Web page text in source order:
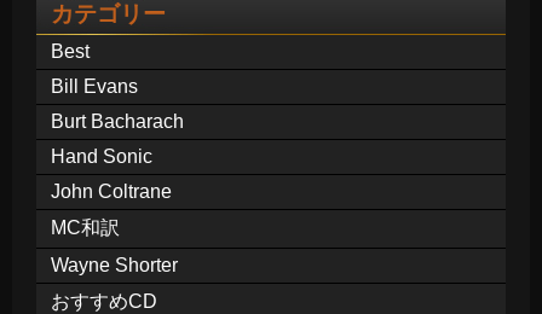
カテゴリー
Best
Bill Evans
Burt Bacharach
Hand Sonic
John Coltrane
MC和訳
Wayne Shorter
おすすめCD